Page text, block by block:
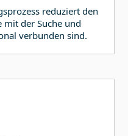
reduziert den
mit der Suche und
verbunden sind.